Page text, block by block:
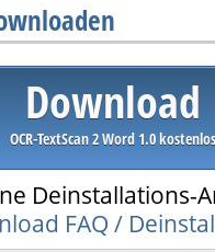
Download
OCR-TextScan 2 Word 1.0 kostenlos
Deinstallations-
FAQ /